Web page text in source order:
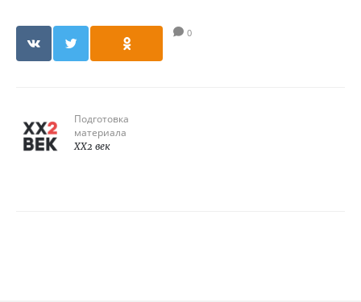
0
Подготовка
материала
XX2 век